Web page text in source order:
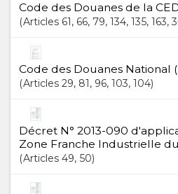
Code des Douanes de la
Articles 61, 66, 79, 134, 135, 163,
Code des Douanes National
Articles 29, 81, 96, 103, 104
Décret N° 2013-090
Zone Franche Industrielle du
Articles 49, 50